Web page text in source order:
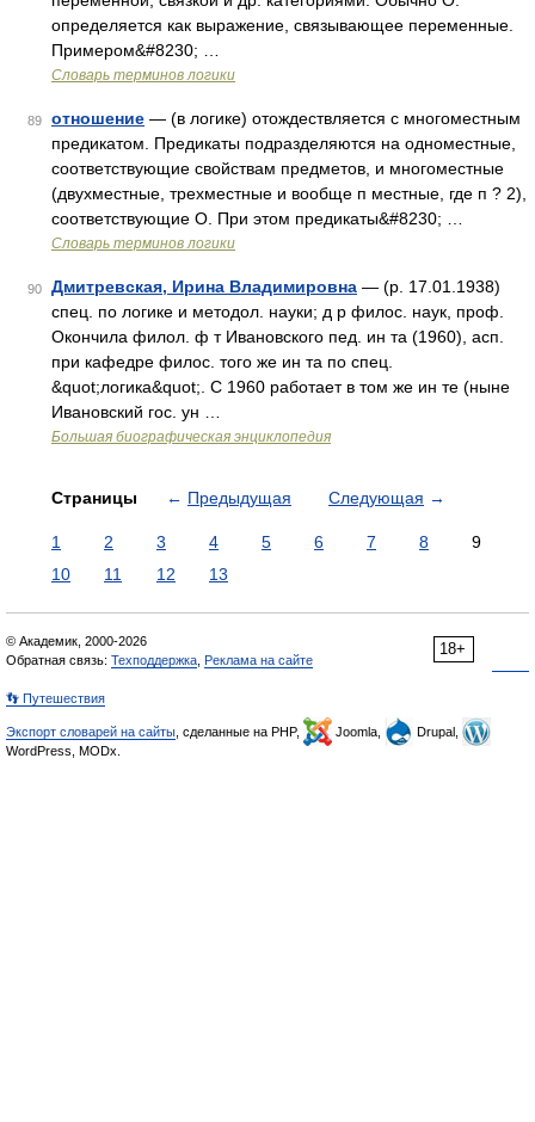
определяется как выражение, связывающее переменные.
Примером&#8230; …
Словарь терминов логики
89 отношение — (в логике) отождествляется с многоместным
предикатом. Предикаты подразделяются на одноместные,
соответствующие свойствам предметов, и многоместные
(двухместные, трехместные и вообще п местные, где п ? 2),
соответствующие О. При этом предикаты&#8230; …
Словарь терминов логики
90 Дмитревская, Ирина Владимировна — (р. 17.01.1938)
спец. по логике и методол. науки; д р филос. наук, проф.
Окончила филол. ф т Ивановского пед. ин та (1960), асп.
при кафедре филос. того же ин та по спец.
&quot;логика&quot;. С 1960 работает в том же ин те (ныне
Ивановский гос. ун …
Большая биографическая энциклопедия
Страницы ← Предыдущая Следующая →
1 2 3 4 5 6 7 8
9
10
11 12 13
18+
© Академик, 2000-2026
Обратная связь: Техподдержка Реклама на сайте
👣 Путешествия
Экспорт словарей на сайты , сделанные на PHP, Joomla,
Drupal,
WordPress, MODx.